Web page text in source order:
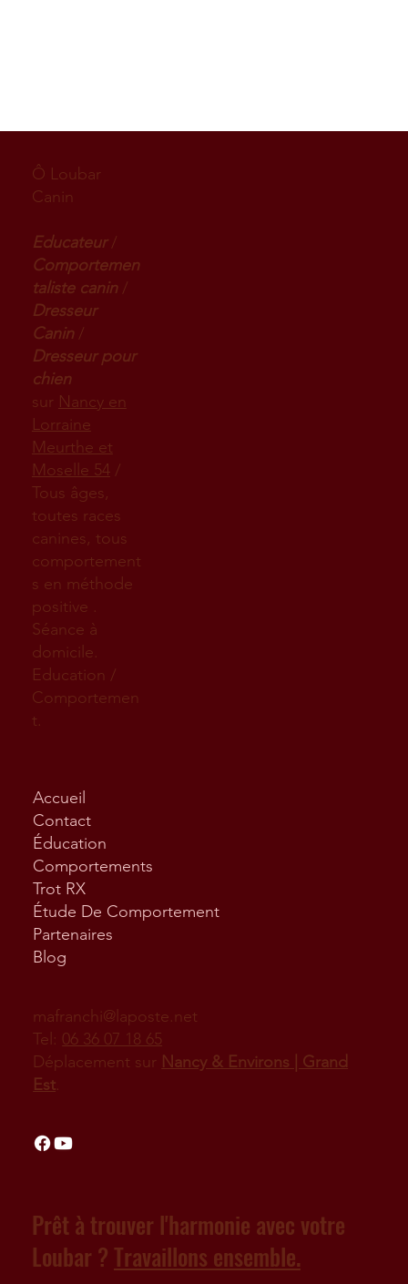
Ô Loubar
Canin
Educateur/
Comportemen
taliste canin/
Dresseur
Canin/
Dresseur pour
chien
sur Nancy en
Lorraine
Meurthe et
Moselle 54/
Tous âges,
toutes races
canines, tous
comportement
s en méthode
positive .
Séance à
domicile.
Education /
Comportemen
t.
Accueil
Contact
Éducation
Comportements
Trot RX
Étude De Comportement
Partenaires
Blog
mafranchi@laposte.net
Tel: 06 36 07 18 65
Déplacement sur Nancy & Environs | Grand
Est.
Prêt à trouver l'harmonie avec votre
Loubar ? Travaillons ensemble.